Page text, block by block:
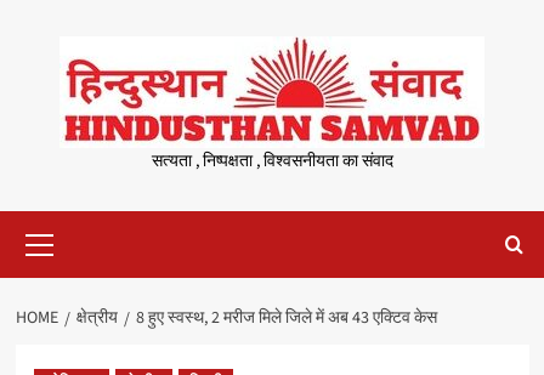
content
सत्यता , निष्पक्षता , विश्वसनीयता का संवाद
Menu
HOME क्षेत्रीय 8 हुए स्वस्थ, 2 मरीज मिले जिले में अब 43 एक्टिव केस